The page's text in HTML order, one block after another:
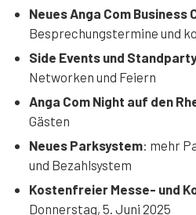
Neues Anga Com Business
Besprechungstermine und
Side Events und
Networken und Feiern
Anga Com Night auf den
Gästen
Neues Parksystem: mehr
und Bezahlsystem
Kostenfreier Messe- und
Donnerstag, 5. Juni 2025